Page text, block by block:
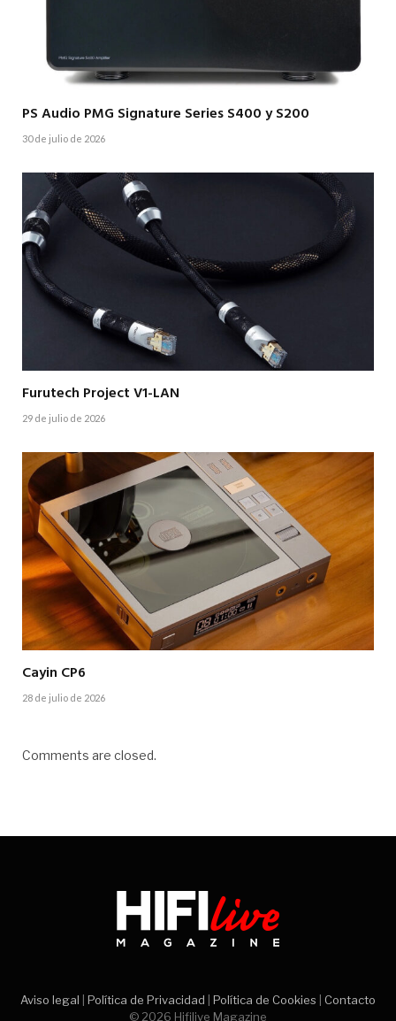
PS Audio PMG Signature Series S400 y S200
30 de julio de 2026
Furutech Project V1-LAN
29 de julio de 2026
Cayin CP6
28 de julio de 2026
Comments are closed.
Aviso legal Política de Privacidad Política de Cookies
Contacto
© 2026 Hifilive Magazine